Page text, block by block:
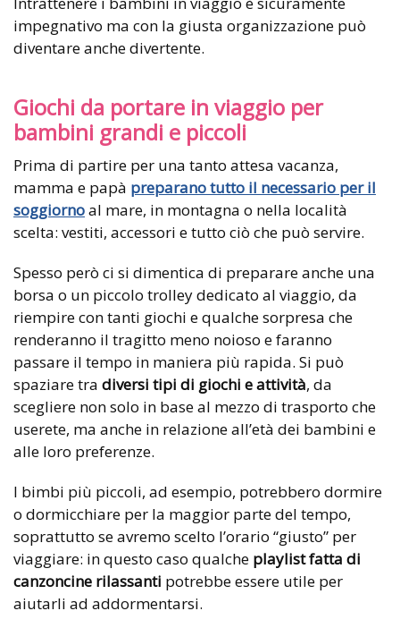
impegnativo ma con la giusta organizzazione può
diventare anche divertente.
Giochi da portare in viaggio per
bambini grandi e piccoli
Prima di partire per una tanto attesa vacanza,
mamma e papà preparano tutto il necessario per il
soggiornoal mare, in montagna o nella località
scelta: vestiti, accessori e tutto ciò che può servire.
Spesso però ci si dimentica di preparare anche una
borsa o un piccolo trolley dedicato al viaggio, da
riempire con tanti giochi e qualche sorpresa che
renderanno il tragitto meno noioso e faranno
passare il tempo in maniera più rapida. Si può
spaziare tra diversi tipi di giochi e attività, da
scegliere non solo in base al mezzo di trasporto che
userete, ma anche in relazione all’età dei bambini e
alle loro preferenze.
I bimbi più piccoli, ad esempio, potrebbero dormire
o dormicchiare per la maggior parte del tempo,
soprattutto se avremo scelto l’orario “giusto” per
viaggiare: in questo caso qualche playlist fatta di
canzoncine rilassanti potrebbe essere utile per
aiutarli ad addormentarsi.